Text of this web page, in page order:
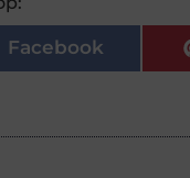
Facebook